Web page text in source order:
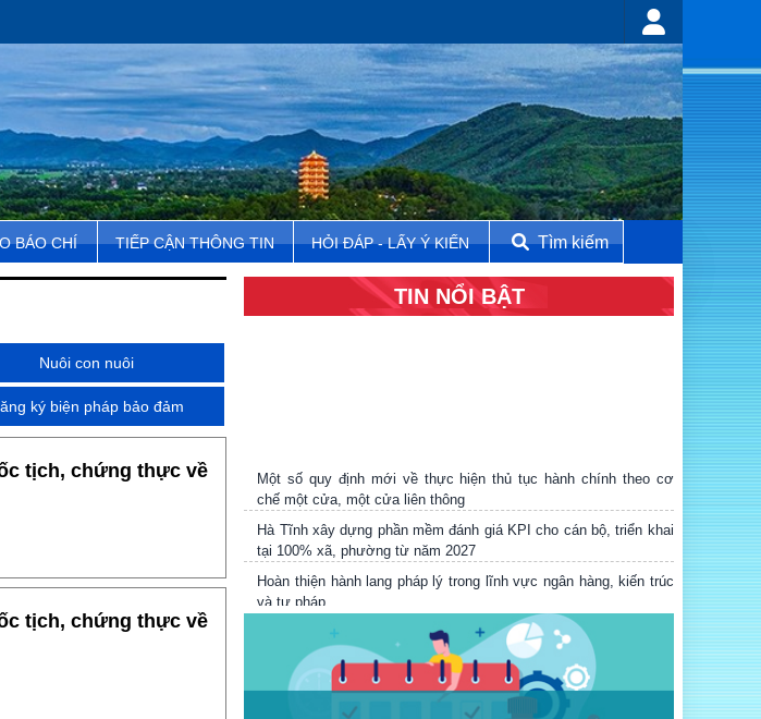
BÁO CHÍ TIẾP CẬN THÔNG TIN HỎI ĐÁP - LẤY Ý KIẾN Tìm kiếm
Nuôi con nuôi
ký biện pháp bảo đảm
tịch, chứng thực về
tịch, chứng thực về
TIN NỔI BẬT
chế một cửa, một cửa liên thông
Hà Tĩnh xây dựng phần mềm đánh giá KPI cho cán bộ, triển khai
tại 100% xã, phường từ năm 2027
Hoàn thiện hành lang pháp lý trong lĩnh vực ngân hàng, kiến trúc
và tư pháp
LỄ TỔNG KẾT, TRAO GIẢI CUỘC THI “THUẾ VỚI NGƯỜI DÂN
VÀ DOANH NGHIỆP” VÀ TỌA ĐÀM VỀ CHUYỂN ĐỔI SỐ
TRONG CÔNG TÁC PHỔ BIẾN, GIÁO DỤC PHÁP LUẬT
Trung tâm Dịch vụ đấu giá tài sản tỉnh Hà Tĩnh tổ chức thành
công phiên đấu giá quyền sử dụng đất tại xã Kỳ Xuân